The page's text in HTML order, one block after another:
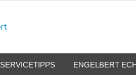
SERVICETIPPS ENGELBERT